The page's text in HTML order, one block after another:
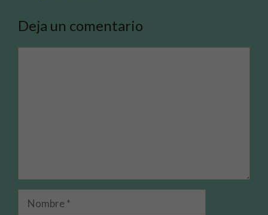
Deja un comentario